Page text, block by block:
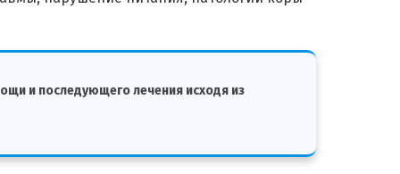
и последующего лечения исходя из